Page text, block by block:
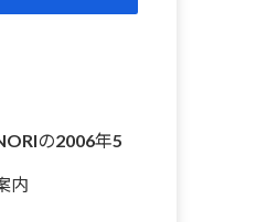
の2006年5
内